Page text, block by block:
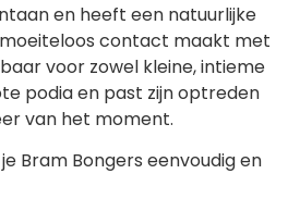
en heeft een natuurlijke
contact maakt met
voor zowel kleine, intieme
podia en past zijn optreden
van het moment.
Bram Bongers eenvoudig en